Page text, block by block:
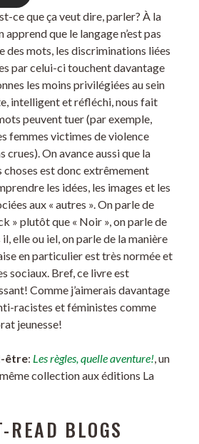
ce que ça veut dire, parler? À la
que le langage n’est pas
des mots, les discriminations liées
par celui-ci touchent davantage
les moins privilégiées au sein
intelligent et réfléchi, nous fait
peuvent tuer (par exemple,
femmes victimes de violence
crues). On avance aussi que la
choses est donc extrêmement
les idées, les images et les
aux « autres ». On parle de
» plutôt que « Noir », on parle de
il, elle ou iel, on parle de la manière
en particulier est très normée et
sociaux. Bref, ce livre est
Comme j’aimerais davantage
racistes et féministes comme
jeunesse!
être: Les règles, quelle aventure! , un
collection aux éditions La
READ BLOGS